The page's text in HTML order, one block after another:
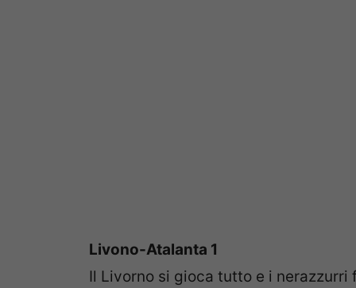
Livono-Atalanta 1
Il Livorno si gioca tutto e i